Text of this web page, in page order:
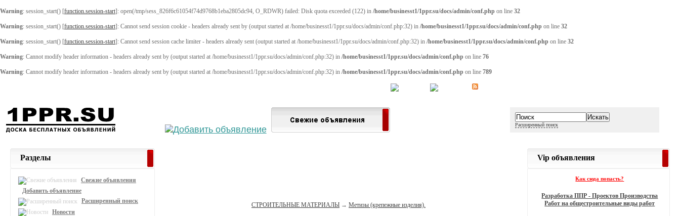
Warning: session_start() [function.session-start]: open(/tmp/sess_826f6c61054f74d9768b1eba2805dc94, O_RDWR) failed: Disk quota exceeded (122) in /home/businesst1/1ppr.su/docs/admin/conf.php on line 32
Warning: session_start() [function.session-start]: Cannot send session cookie - headers already sent by (output started at /home/businesst1/1ppr.su/docs/admin/conf.php:32) in /home/businesst1/1ppr.su/docs/admin/conf.php on line 32
Warning: session_start() [function.session-start]: Cannot send session cache limiter - headers already sent (output started at /home/businesst1/1ppr.su/docs/admin/conf.php:32) in /home/businesst1/1ppr.su/docs/admin/conf.php on line 32
Warning: Cannot modify header information - headers already sent by (output started at /home/businesst1/1ppr.su/docs/admin/conf.php:32) in /home/businesst1/1ppr.su/docs/admin/conf.php on line 76
Warning: Cannot modify header information - headers already sent by (output started at /home/businesst1/1ppr.su/docs/admin/conf.php:32) in /home/businesst1/1ppr.su/docs/admin/conf.php on line 789
Расширенный поиск
СТРОИТЕЛЬНЫЕ МАТЕРИАЛЫ →Метизы (крепежные изделия).
Разделы
Свежие объявления
Добавить объявление
Расширенный поиск
Новости
Vip объявления
Как сюда попасть?
Разработка ППР - Проектов Производства
Работ на общестроительные виды работ